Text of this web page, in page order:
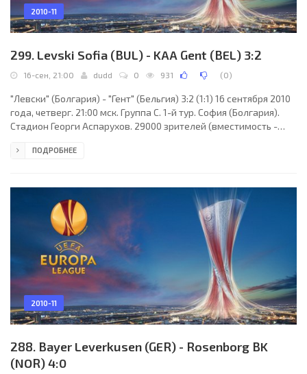
2010-11
299. Levski Sofia (BUL) - KAA Gent (BEL) 3:2
16-сен, 21:00 dudd 0 931 (0)
"Левски" (Болгария) - "Гент" (Бельгия) 3:2 (1:1) 16 сентября 2010
года, четверг. 21:00 мск. Группа C. 1-й тур. София (Болгария).
Стадион Георги Аспарухов. 29000 зрителей (вместимость -
"Левски": Георги Петков, Дюстлей Мюлдер, Сержиньо Грин, Иво
(Исмаил Иса Мустафа, 69), Даниэль Младенов (Александр
Киров, 90+2), Гарра Дембеле.
ПОДРОБНЕЕ
2010-11
288. Bayer Leverkusen (GER) - Rosenborg BK
(NOR) 4:0